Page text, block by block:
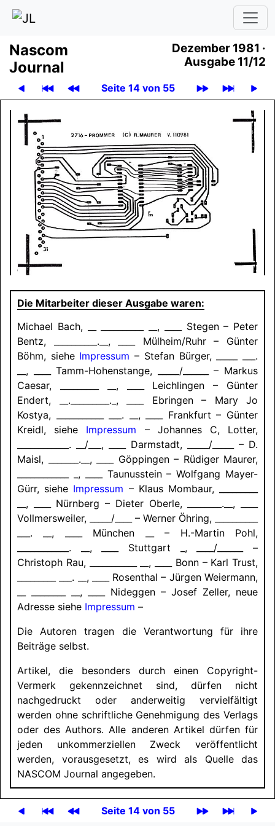
Nascom
Journal
Dezember 1981 ·
Ausgabe 11/12
Seite 14 von 55
Die Mitarbeiter dieser Ausgabe waren:
Michael Bach, __ __________ __, ____ Stegen – Peter
Bentz, __________.__, ____ Mülheim/Ruhr – Günter
Böhm, siehe Impressum – Stefan Bürger, _____ ___.
__, ____ Tamm-Hohenstange, _____/______ – Markus
Caesar, _________ __, ____ Leichlingen – Günter
Endert, __._________._, ____ Ebringen – Mary Jo
Kostya, ___________ ___. __, ____ Frankfurt – Günter
Kreidl, siehe Impressum – Johannes C, Lotter,
____________. __/___, ____ Darmstadt, _____/_____ – D.
Maisl, _______.__, ____ Göppingen – Rüdiger Maurer,
____________ _, ____ Taunusstein – Wolfgang Mayer-
Gürr, siehe Impressum – Klaus Mombaur, _________
__, ____ Nürnberg – Dieter Oberle, ________.__, ____
Vollmersweiler, _____/____ – Werner Öhring, __________
___. __, ____ München __ – H.-Martin Pohl,
____________. __, ____ Stuttgart _, ____/______ –
Christoph Rau, ___________ __, ____ Bonn – Karl Trust,
_________ ___. __, ____ Rosenthal – Jürgen Weiermann,
__ ________ __, ____ Nideggen – Josef Zeller, neue
Adresse siehe Impressum –
Die Autoren tragen die Verantwortung für ihre
Beiträge selbst.
Artikel, die besonders durch einen Copyright-
Vermerk gekennzeichnet sind, dürfen nicht
nachgedruckt oder anderweitig vervielfältigt
werden ohne schriftliche Genehmigung des Verlags
oder des Authors. Alle anderen Artikel dürfen für
jeden unkommerziellen Zweck veröffentlicht
werden, vorausgesetzt, es wird als Quelle das
NASCOM Journal angegeben.
Seite 14 von 55